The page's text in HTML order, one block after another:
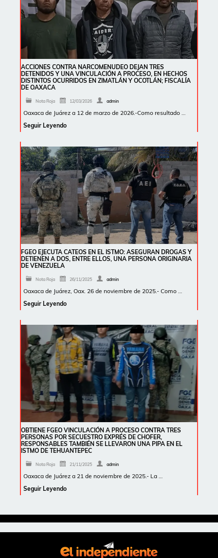
ACCIONES CONTRA NARCOMENUDEO DEJAN TRES
DETENIDOS Y UNA VINCULACIÓN A PROCESO, EN HECHOS
DISTINTOS OCURRIDOS EN ZIMATLÁN Y OCOTLÁN; FISCALÍA
DE OAXACA
Nota Roja 12/03/2026 admin
Oaxaca de Juárez a 12 de marzo de 2026.-Como resultado …
Seguir Leyendo
FGEO EJECUTA CATEOS EN EL ISTMO: ASEGURAN DROGAS Y
DETIENEN A DOS, ENTRE ELLOS, UNA PERSONA ORIGINARIA
DE VENEZUELA
Nota Roja 26/11/2025 admin
Oaxaca de Juárez, Oax. 26 de noviembre de 2025.- Como …
Seguir Leyendo
OBTIENE FGEO VINCULACIÓN A PROCESO CONTRA TRES
PERSONAS POR SECUESTRO EXPRÉS DE CHOFER,
RESPONSABLES TAMBIÉN SE LLEVARON UNA PIPA EN EL
ISTMO DE TEHUANTEPEC
Nota Roja 21/11/2025 admin
Oaxaca de Juárez a 21 de noviembre de 2025.- La …
Seguir Leyendo